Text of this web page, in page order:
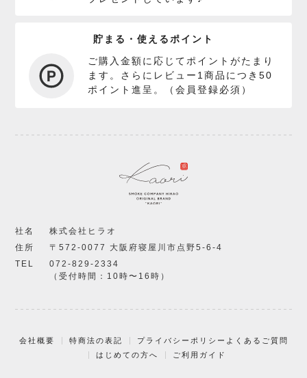
貯まる・使えるポイント
ご購入金額に応じてポイントがたまり
ます。さらにレビュー1商品につき50
ポイント進呈。（会員登録必須）
社名
株式会社ヒラオ
住所
〒572-0077 大阪府寝屋川市点野5-6-4
TEL
072-829-2334
（受付時間：10時〜16時）
会社概要 特商法の表記 プライバシーポリシー よくあるご質問
はじめての方へ
ご利用ガイド